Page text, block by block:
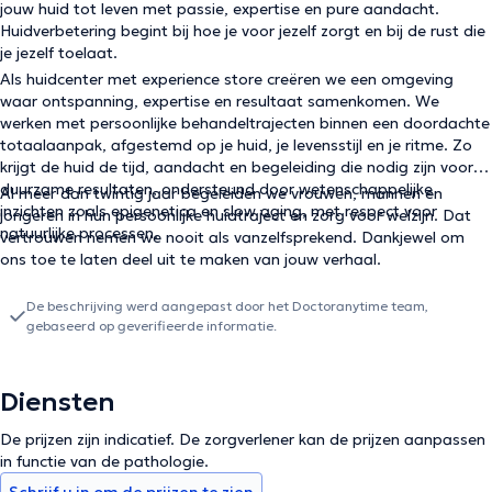
jouw huid tot leven met passie, expertise en pure aandacht.
Huidverbetering begint bij hoe je voor jezelf zorgt en bij de rust die
je jezelf toelaat.
Als huidcenter met experience store creëren we een omgeving
waar ontspanning, expertise en resultaat samenkomen. We
werken met persoonlijke behandeltrajecten binnen een doordachte
totaalaanpak, afgestemd op je huid, je levensstijl en je ritme. Zo
krijgt de huid de tijd, aandacht en begeleiding die nodig zijn voor
duurzame resultaten, ondersteund door wetenschappelijke
inzichten zoals epigenetica en slow aging, met respect voor
natuurlijke processen.
Al meer dan twintig jaar begeleiden we vrouwen, mannen en
jongeren in hun persoonlijke huidtraject en zorg voor welzijn. Dat
vertrouwen nemen we nooit als vanzelfsprekend. Dankjewel om
ons toe te laten deel uit te maken van jouw verhaal.
De beschrijving werd aangepast door het Doctoranytime team,
gebaseerd op geverifieerde informatie.
Diensten
De prijzen zijn indicatief. De zorgverlener kan de prijzen aanpassen
in functie van de pathologie.